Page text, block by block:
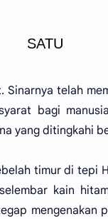
SATU
Sinarnya telah
bagi
yang ditingkahi
timur di tepi
kain
mengenakan